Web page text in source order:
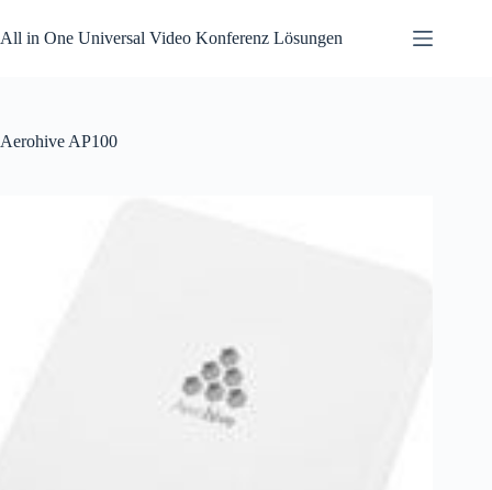
Inhalt
springen
All in One Universal Video Konferenz Lösungen
Aerohive AP100